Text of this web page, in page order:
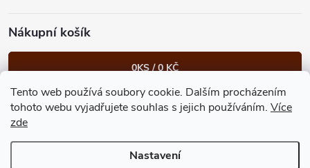
Tento web používá soubory cookie. Dalším procházením
tohoto webu vyjadřujete souhlas s jejich používáním. Více
zde
Nastavení
Nákupní košík
0KS /0 KČ
Heureka.cz Facebook Instagram Bonvolo - přidej se taky
GastroKlub.cz. Všechna práva vyhrazena.